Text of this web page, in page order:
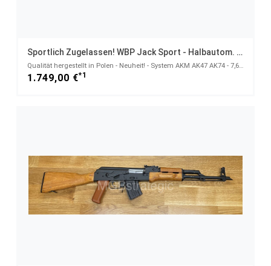
Sportlich Zugelassen! WBP Jack Sport - Halbautom. Büchse 7,62x39
Qualität hergestellt in Polen - Neuheit! - System AKM AK47 AK74 - 7,62x39
1.749,00 €*1